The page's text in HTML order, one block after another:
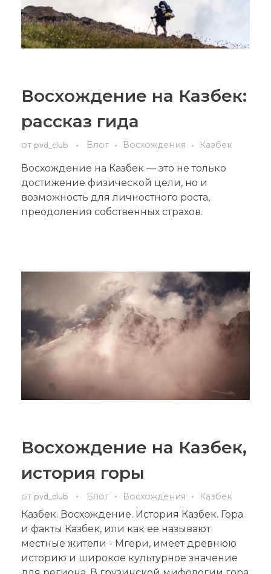
Восхождение на Казбек:
рассказ гида
от pvd_club Блог Восхождения Казбек
Восхождение на Казбек — это не только
достижение физической цели, но и
возможность для личностного роста,
преодоления собственных страхов.
Восхождение на Казбек,
история горы
от pvd_club Блог Восхождения Казбек
Казбек. Восхождение. История Казбек. Гора
и факты Казбек, или как ее называют
местные жители - Мгери, имеет древнюю
историю и широкое культурное значение